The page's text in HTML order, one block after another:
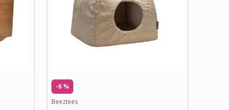
-6 %
Beeztees